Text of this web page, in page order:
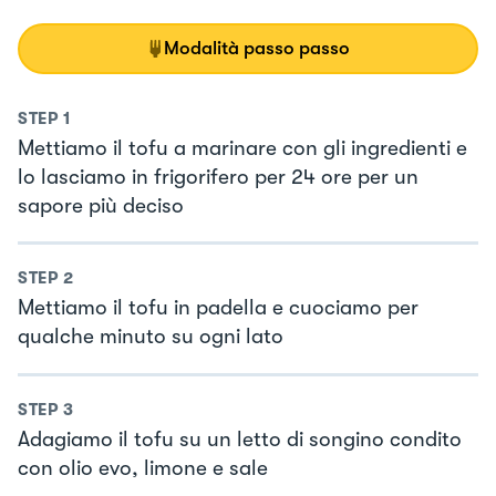
Modalità passo passo
STEP 1
Mettiamo il tofu a marinare con gli ingredienti e
lo lasciamo in frigorifero per 24 ore per un
sapore più deciso
STEP 2
Mettiamo il tofu in padella e cuociamo per
qualche minuto su ogni lato
STEP 3
Adagiamo il tofu su un letto di songino condito
con olio evo, limone e sale